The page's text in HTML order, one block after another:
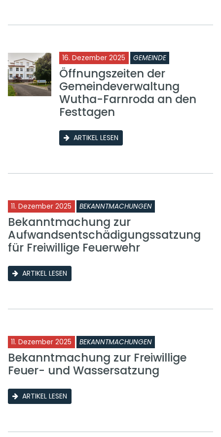
16. Dezember 2025 GEMEINDE
Öffnungszeiten der
Gemeindeverwaltung
Wutha-Farnroda an den
Festtagen
ARTIKEL LESEN
11. Dezember 2025 BEKANNTMACHUNGEN
Bekanntmachung zur
Aufwandsentschädigungssatzung
für Freiwillige Feuerwehr
ARTIKEL LESEN
11. Dezember 2025 BEKANNTMACHUNGEN
Bekanntmachung zur Freiwillige
Feuer- und Wassersatzung
ARTIKEL LESEN